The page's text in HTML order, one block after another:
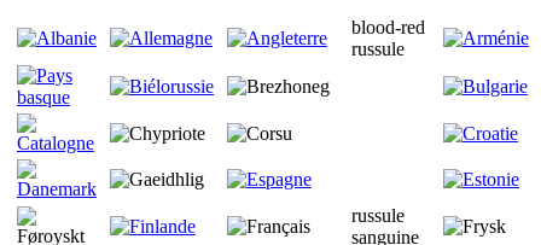
blood-red
russule
russule
sanguine